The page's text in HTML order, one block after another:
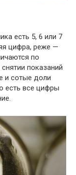
есть 5, 6 или 7
цифра, реже —
по
показаний
и сотые доли
есть все цифры